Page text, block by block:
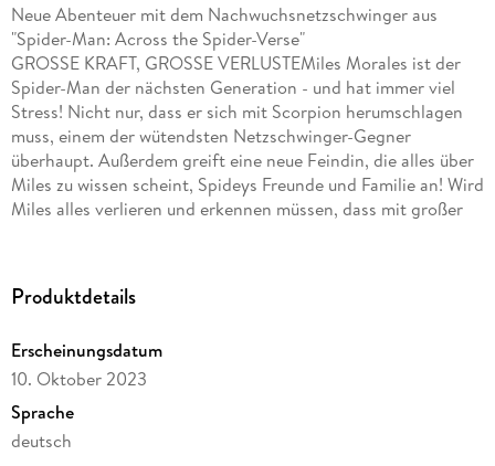
Neue Abenteuer mit dem Nachwuchsnetzschwinger aus
"Spider-Man: Across the Spider-Verse"
GROSSE KRAFT, GROSSE VERLUSTEMiles Morales ist der
Spider-Man der nächsten Generation - und hat immer viel
Stress! Nicht nur, dass er sich mit Scorpion herumschlagen
muss, einem der wütendsten Netzschwinger-Gegner
überhaupt. Außerdem greift eine neue Feindin, die alles über
Miles zu wissen scheint, Spideys Freunde und Familie an! Wird
Miles alles verlieren und erkennen müssen, dass mit großer
Ziglar (She-Hulk: Die Anwältin) und Federico Vicentini (X
MORALES: SPIDER-MAN (2022) 1-5
Produktdetails
Erscheinungsdatum
10. Oktober 2023
Sprache
deutsch